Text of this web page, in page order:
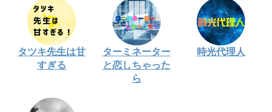
タツキ先生は甘
すぎる
ターミネーター
と恋しちゃった
ら
時光代理人